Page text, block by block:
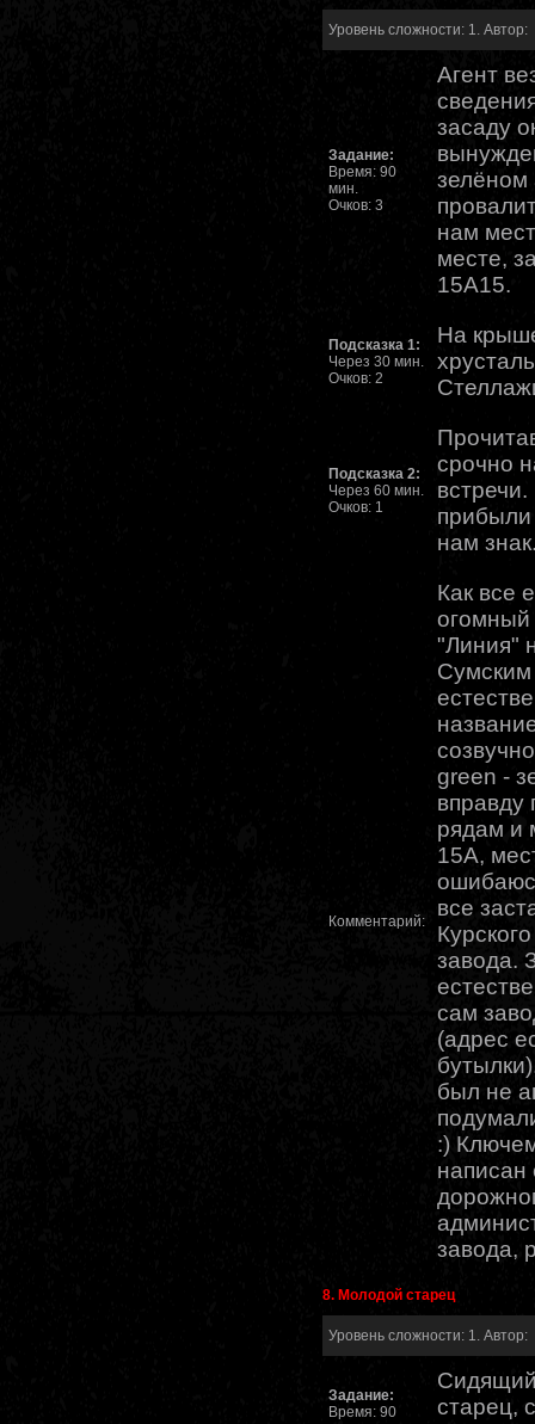
Уровень сложности: 1. Автор:
Задание:
Время: 90
мин.
Очков: 3
Агент
засаду
зелёном
нам
месте,
15А15.
Подсказка 1:
Через 30 мин.
Очков: 2
На
Подсказка 2:
Через 60 мин.
Очков: 1
срочно
нам
Комментарий:
Как все
огомный
"Линия"
green -
вправду
рядам и
15А,
все
завода.
сам
(адрес
был не
:)
написан
завода,
8. Молодой старец
Уровень сложности: 1. Автор:
Задание:
Время: 90
старец,